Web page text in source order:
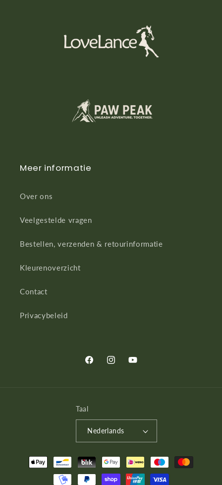
Meer informatie
Over ons
Veelgestelde vragen
Bestellen, verzenden & retourinformatie
Kleurenoverzicht
Contact
Privacybeleid
FacebookInstagramYouTube
Taal
Nederlands
Betaalmethoden